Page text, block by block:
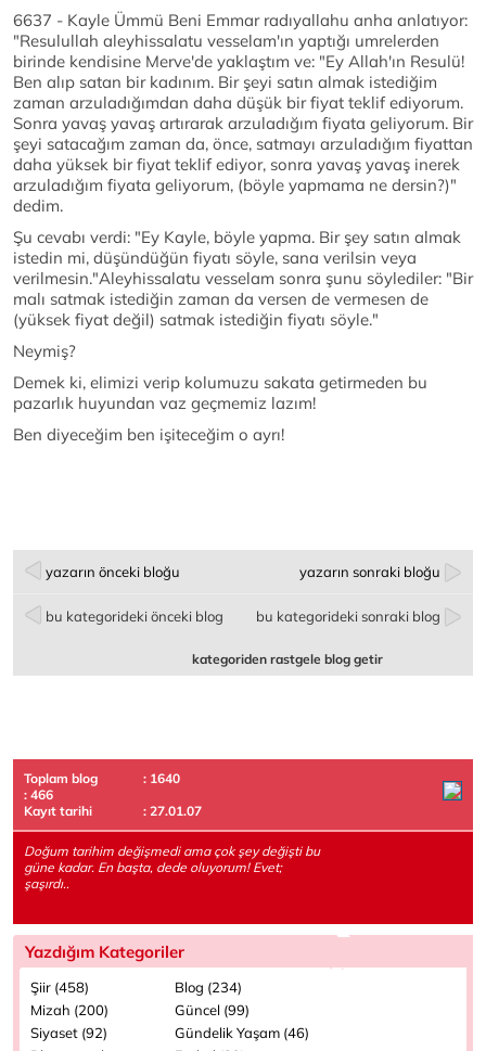
6637 - Kayle Ümmü Beni Emmar radıyallahu anha anlatıyor:
"Resulullah aleyhissalatu vesselam'ın yaptığı umrelerden
birinde kendisine Merve'de yaklaştım ve: "Ey Allah'ın Resulü!
Ben alıp satan bir kadınım. Bir şeyi satın almak istediğim
zaman arzuladığımdan daha düşük bir fiyat teklif ediyorum.
Sonra yavaş yavaş artırarak arzuladığım fiyata geliyorum. Bir
şeyi satacağım zaman da, önce, satmayı arzuladığım fiyattan
daha yüksek bir fiyat teklif ediyor, sonra yavaş yavaş inerek
arzuladığım fiyata geliyorum, (böyle yapmama ne dersin?)"
dedim.
Şu cevabı verdi: "Ey Kayle, böyle yapma. Bir şey satın almak
istedin mi, düşündüğün fiyatı söyle, sana verilsin veya
verilmesin."Aleyhissalatu vesselam sonra şunu söylediler: "Bir
malı satmak istediğin zaman da versen de vermesen de
(yüksek fiyat değil) satmak istediğin fiyatı söyle."
Neymiş?
Demek ki, elimizi verip kolumuzu sakata getirmeden bu
pazarlık huyundan vaz geçmemiz lazım!
Ben diyeceğim ben işiteceğim o ayrı!
yazarın önceki bloğu yazarın sonraki bloğu
bu kategorideki önceki blog bu kategorideki sonraki blog
kategoriden rastgele blog getir
Toplam blog
: 1640
: 466
Kayıt tarihi
: 27.01.07
Doğum tarihim değişmedi ama çok şey değişti bu
güne kadar. En başta, dede oluyorum! Evet;
şaşırdı..
Yazdığım Kategoriler
Şiir (458)
Blog (234)
Mizah (200)
Güncel (99)
Siyaset (92)
Gündelik Yaşam (46)